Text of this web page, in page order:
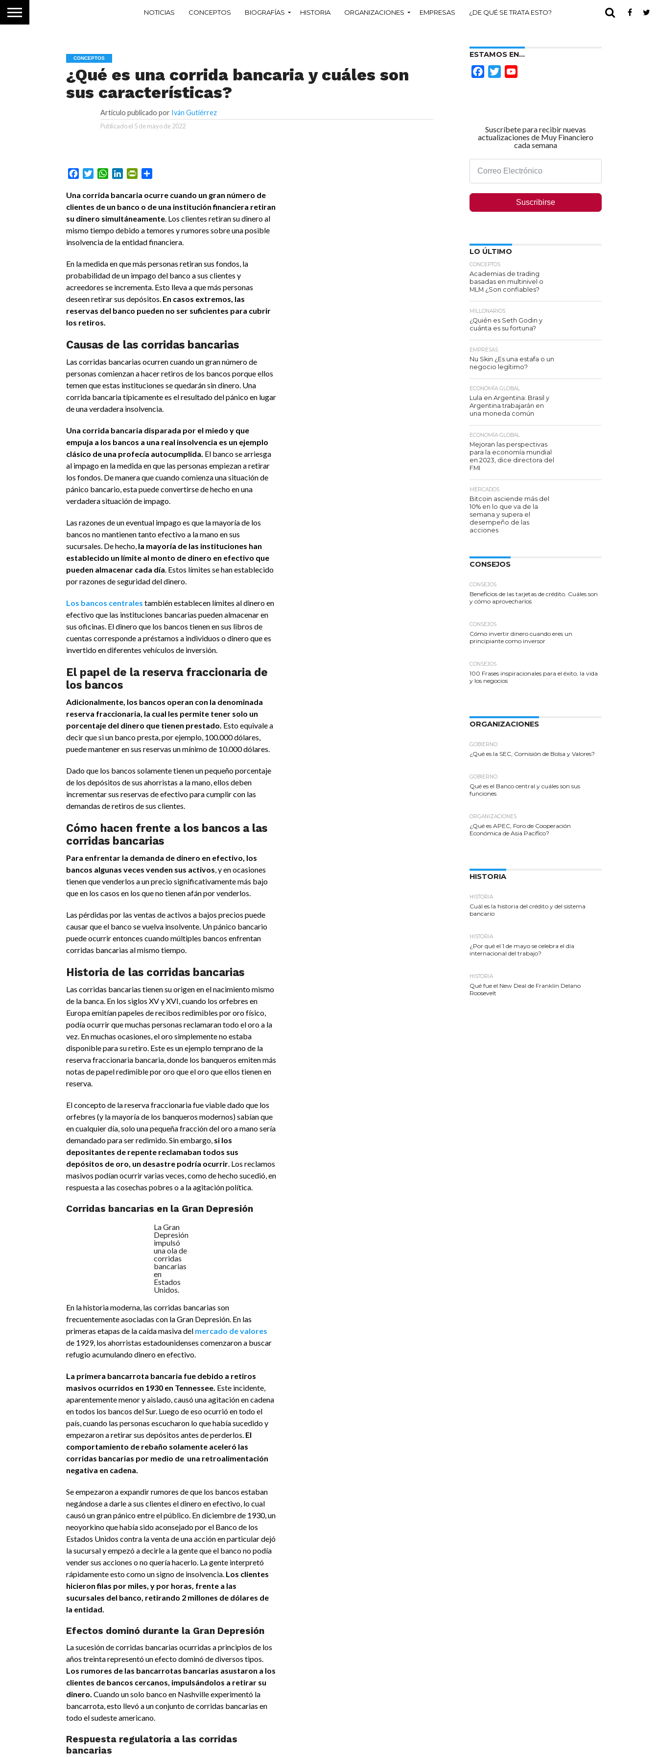
NOTICIAS CONCEPTOS BIOGRAFÍAS HISTORIA ORGANIZACIONES EMPRESAS ¿DE QUÉ SE TRATA ESTO?
CONCEPTOS
¿Qué es una corrida bancaria y cuáles son
sus características?
Artículo publicado por Iván Gutiérrez
Publicado el 5 de mayo de 2022
Facebook
TwitterWhatsApp
LinkedInPrintFriendly
Una corrida bancaria ocurre cuando un gran número de
clientes de un banco o de una institución financiera retiran
su dinero simultáneamente. Los clientes retiran su dinero al
mismo tiempo debido a temores y rumores sobre una posible
insolvencia de la entidad financiera.
En la medida en que más personas retiran sus fondos, la
probabilidad de un impago del banco a sus clientes y
acreedores se incrementa. Esto lleva a que más personas
deseen retirar sus depósitos. En casos extremos, las
reservas del banco pueden no ser suficientes para cubrir
los retiros.
Causas de las corridas bancarias
Las corridas bancarias ocurren cuando un gran número de
personas comienzan a hacer retiros de los bancos porque ellos
temen que estas instituciones se quedarán sin dinero. Una
corrida bancaria típicamente es el resultado del pánico en lugar
de una verdadera insolvencia.
Una corrida bancaria disparada por el miedo y que
empuja a los bancos a una real insolvencia es un ejemplo
clásico de una profecía autocumplida. El banco se arriesga
al impago en la medida en que las personas empiezan a retirar
los fondos. De manera que cuando comienza una situación de
pánico bancario, esta puede convertirse de hecho en una
verdadera situación de impago.
Las razones de un eventual impago es que la mayoría de los
bancos no mantienen tanto efectivo a la mano en sus
sucursales. De hecho, la mayoría de las instituciones han
establecido un límite al monto de dinero en efectivo que
pueden almacenar cada día. Estos límites se han establecido
por razones de seguridad del dinero.
Los bancos centrales también establecen límites al dinero en
efectivo que las instituciones bancarias pueden almacenar en
sus oficinas. El dinero que los bancos tienen en sus libros de
cuentas corresponde a préstamos a individuos o dinero que es
invertido en diferentes vehículos de inversión.
El papel de la reserva fraccionaria de
los bancos
Adicionalmente, los bancos operan con la denominada
reserva fraccionaria, la cual les permite tener solo un
porcentaje del dinero que tienen prestado. Esto equivale a
decir que si un banco presta, por ejemplo, 100.000 dólares,
puede mantener en sus reservas un mínimo de 10.000 dólares.
Dado que los bancos solamente tienen un pequeño porcentaje
de los depósitos de sus ahorristas a la mano, ellos deben
incrementar sus reservas de efectivo para cumplir con las
demandas de retiros de sus clientes.
Cómo hacen frente a los bancos a las
corridas bancarias
Para enfrentar la demanda de dinero en efectivo, los
bancos algunas veces venden sus activos, y en ocasiones
tienen que venderlos a un precio significativamente más bajo
que en los casos en los que no tienen afán por venderlos.
Las pérdidas por las ventas de activos a bajos precios puede
causar que el banco se vuelva insolvente. Un pánico bancario
puede ocurrir entonces cuando múltiples bancos enfrentan
corridas bancarias al mismo tiempo.
Historia de las corridas bancarias
Las corridas bancarias tienen su origen en el nacimiento mismo
de la banca. En los siglos XV y XVI, cuando los orfebres en
Europa emitían papeles de recibos redimibles por oro físico,
podía ocurrir que muchas personas reclamaran todo el oro a la
vez. En muchas ocasiones, el oro simplemente no estaba
disponible para su retiro. Este es un ejemplo temprano de la
reserva fraccionaria bancaria, donde los banqueros emiten más
notas de papel redimible por oro que el oro que ellos tienen en
reserva.
El concepto de la reserva fraccionaria fue viable dado que los
orfebres (y la mayoría de los banqueros modernos) sabían que
en cualquier día, solo una pequeña fracción del oro a mano sería
demandado para ser redimido. Sin embargo, si los
depositantes de repente reclamaban todos sus
depósitos de oro, un desastre podría ocurrir. Los reclamos
masivos podían ocurrir varias veces, como de hecho sucedió, en
respuesta a las cosechas pobres o a la agitación política.
Corridas bancarias en la Gran Depresión
La Gran
Depresión
impulsó
una ola de
corridas
bancarias
en
Estados
Unidos.
En la historia moderna, las corridas bancarias son
frecuentemente asociadas con la Gran Depresión. En las
primeras etapas de la caída masiva del mercado de valores
de 1929, los ahorristas estadounidenses comenzaron a buscar
refugio acumulando dinero en efectivo.
La primera bancarrota bancaria fue debido a retiros
masivos ocurridos en 1930 en Tennessee. Este incidente,
aparentemente menor y aislado, causó una agitación en cadena
en todos los bancos del Sur. Luego de eso ocurrió en todo el
país, cuando las personas escucharon lo que había sucedido y
empezaron a retirar sus depósitos antes de perderlos. El
comportamiento de rebaño solamente aceleró las
corridas bancarias por medio de una retroalimentación
negativa en cadena.
Se empezaron a expandir rumores de que los bancos estaban
negándose a darle a sus clientes el dinero en efectivo, lo cual
causó un gran pánico entre el público. En diciembre de 1930, un
neoyorkino que había sido aconsejado por el Banco de los
Estados Unidos contra la venta de una acción en particular dejó
la sucursal y empezó a decirle a la gente que el banco no podía
vender sus acciones o no quería hacerlo. La gente interpretó
rápidamente esto como un signo de insolvencia. Los clientes
hicieron filas por miles, y por horas, frente a las
sucursales del banco, retirando 2 millones de dólares de
la entidad.
Efectos dominó durante la Gran Depresión
La sucesión de corridas bancarias ocurridas a principios de los
años treinta representó un efecto dominó de diversos tipos.
Los rumores de las bancarrotas bancarias asustaron a los
clientes de bancos cercanos, impulsándolos a retirar su
dinero. Cuando un solo banco en Nashville experimentó la
bancarrota, esto llevó a un conjunto de corridas bancarias en
todo el sudeste americano.
Respuesta regulatoria a las corridas
bancarias
ESTAMOS EN…
FacebookTwitter
Suscríbete para recibir nuevas
actualizaciones de Muy Financiero
cada semana
Suscribirse
LO ÚLTIMO
CONCEPTOS
Academias de trading
basadas en multinivel o
MLM ¿Son confiables?
MILLONARIOS
¿Quién es Seth Godin y
cuánta es su fortuna?
EMPRESAS
Nu Skin ¿Es una estafa o un
negocio legítimo?
ECONOMÍA GLOBAL
Lula en Argentina: Brasil y
Argentina trabajarán en
una moneda común
ECONOMÍA GLOBAL
Mejoran las perspectivas
para la economía mundial
en 2023, dice directora del
FMI
MERCADOS
Bitcoin asciende más del
10% en lo que va de la
semana y supera el
desempeño de las
acciones
CONSEJOS
CONSEJOS
Beneficios de las tarjetas de crédito. Cuáles son
y cómo aprovecharlos
CONSEJOS
Cómo invertir dinero cuando eres un
principiante como inversor
CONSEJOS
100 Frases inspiracionales para el éxito, la vida
y los negocios
ORGANIZACIONES
GOBIERNO
¿Qué es la SEC, Comisión de Bolsa y Valores?
GOBIERNO
Qué es el Banco central y cuáles son sus
funciones
ORGANIZACIONES
¿Qué es APEC, Foro de Cooperación
Económica de Asia Pacífico?
HISTORIA
HISTORIA
Cuál es la historia del crédito y del sistema
bancario
HISTORIA
¿Por qué el 1 de mayo se celebra el día
internacional del trabajo?
HISTORIA
Qué fue el New Deal de Franklin Delano
Roosevelt